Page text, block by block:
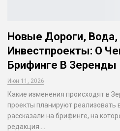
Новые Дороги,
Инвестпроекты: О
Брифинге В Зеренды
Июн 11, 2026
Какие изменения происходят в
проекты планируют
рассказали на брифинге, на
редакция.…